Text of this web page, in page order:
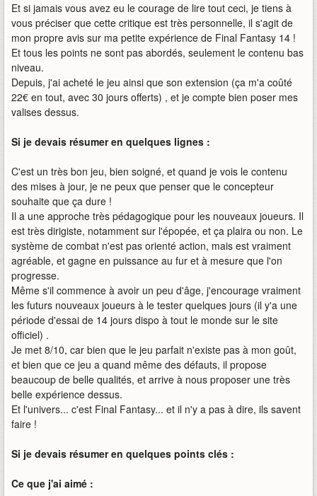
Et si jamais vous avez eu le courage de lire tout ceci, je tiens à
vous préciser que cette critique est très personnelle, il s'agit de
mon propre avis sur ma petite expérience de Final Fantasy 14 !
Et tous les points ne sont pas abordés, seulement le contenu bas
niveau.
Depuis, j'ai acheté le jeu ainsi que son extension (ça m'a coûté
22€ en tout, avec 30 jours offerts) , et je compte bien poser mes
valises dessus.
Si je devais résumer en quelques lignes :
C'est un très bon jeu, bien soigné, et quand je vois le contenu
des mises à jour, je ne peux que penser que le concepteur
souhaite que ça dure !
Il a une approche très pédagogique pour les nouveaux joueurs. Il
est très dirigiste, notamment sur l'épopée, et ça plaira ou non. Le
système de combat n'est pas orienté action, mais est vraiment
agréable, et gagne en puissance au fur et à mesure que l'on
progresse.
Même s'il commence à avoir un peu d'âge, j'encourage vraiment
les futurs nouveaux joueurs à le tester quelques jours (il y'a une
période d'essai de 14 jours dispo à tout le monde sur le site
officiel) .
Je met 8/10, car bien que le jeu parfait n'existe pas à mon goût,
et bien que ce jeu a quand même des défauts, il propose
beaucoup de belle qualités, et arrive à nous proposer une très
belle expérience dessus.
Et l'univers... c'est Final Fantasy... et il n'y a pas à dire, ils savent
faire !
Si je devais résumer en quelques points clés :
Ce que j'ai aimé :